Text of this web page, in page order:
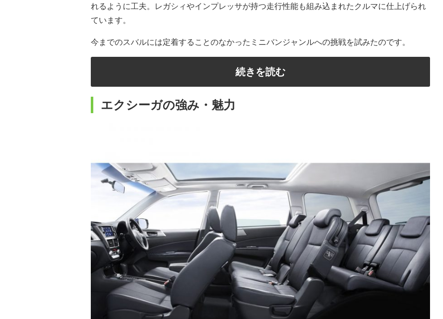
れるように工夫。レガシィやインプレッサが持つ走行性能も組み込まれたクルマに仕上げられ
ています。
今までのスバルには定着することのなかったミニバンジャンルへの挑戦を試みたのです。
続きを読む
エクシーガの強み・魅力